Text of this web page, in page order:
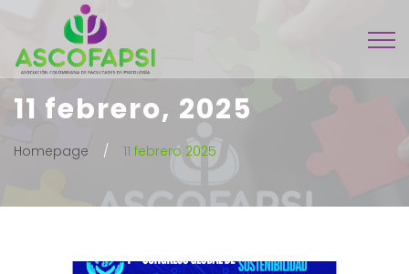
11 febrero, 2025
Homepage 11 febrero 2025